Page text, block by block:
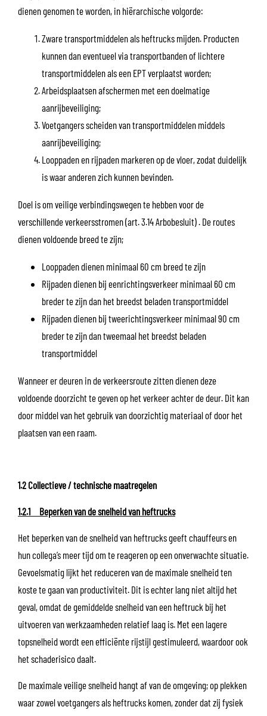
dienen genomen te worden, in hiërarchische volgorde:
Zware transportmiddelen als heftrucks mijden. Producten
kunnen dan eventueel via transportbanden of lichtere
transportmiddelen als een EPT verplaatst worden;
Arbeidsplaatsen afschermen met een doelmatige
aanrijbeveiliging;
Voetgangers scheiden van transportmiddelen middels
aanrijbeveiliging;
Looppaden en rijpaden markeren op de vloer, zodat duidelijk
is waar anderen zich kunnen bevinden.
Doel is om veilige verbindingswegen te hebben voor de
verschillende verkeersstromen (art. 3.14 Arbobesluit) . De routes
dienen voldoende breed te zijn;
Looppaden dienen minimaal 60 cm breed te zijn
Rijpaden dienen bij eenrichtingsverkeer minimaal 60 cm
breder te zijn dan het breedst beladen transportmiddel
Rijpaden dienen bij tweerichtingsverkeer minimaal 90 cm
breder te zijn dan tweemaal het breedst beladen
transportmiddel
Wanneer er deuren in de verkeersroute zitten dienen deze
voldoende doorzicht te geven op het verkeer achter de deur. Dit kan
door middel van het gebruik van doorzichtig materiaal of door het
plaatsen van een raam.
1.2 Collectieve / technische maatregelen
1.2.1 Beperken van de snelheid van heftrucks
Het beperken van de snelheid van heftrucks geeft chauffeurs en
hun collega’s meer tijd om te reageren op een onverwachte situatie.
Gevoelsmatig lijkt het reduceren van de maximale snelheid ten
koste te gaan van productiviteit. Dit is echter lang niet altijd het
geval, omdat de gemiddelde snelheid van een heftruck bij het
uitvoeren van werkzaamheden relatief laag is. Met een lagere
topsnelheid wordt een efficiënte rijstijl gestimuleerd, waardoor ook
het schaderisico daalt.
De maximale veilige snelheid hangt af van de omgeving; op plekken
waar zowel voetgangers als heftrucks komen, zonder dat zij fysiek